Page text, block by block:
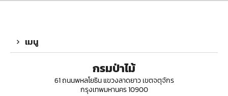
เมนู
กรมป่าไม้
61 ถนนพหลโยธิน แขวงลาดยาว เขตจตุจักร
กรุงเทพมหานคร 10900